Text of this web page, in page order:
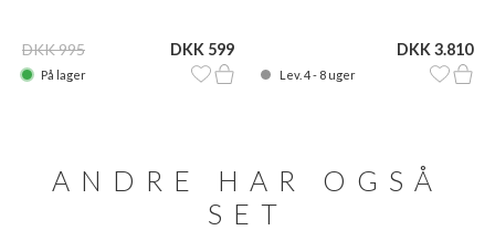
DKK 995 DKK 599
På lager
DKK 3.810
Lev. 4 - 8 uger
ANDRE HAR OGSÅ
SET